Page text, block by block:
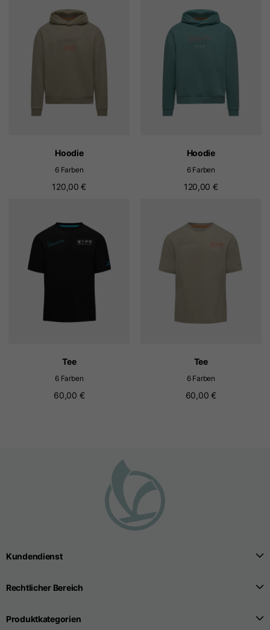
Hoodie
6 Farben
120,00 €
Hoodie
6 Farben
120,00 €
Tee
6 Farben
60,00 €
Tee
6 Farben
60,00 €
Kundendienst
Rechtlicher Bereich
Produktkategorien